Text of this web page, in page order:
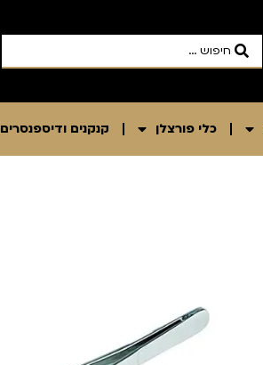
כלי פורצלן קנקנים ודיספנסרים